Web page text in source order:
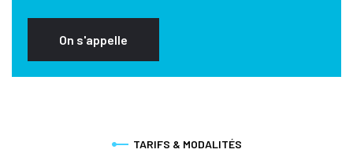
On s'appelle
TARIFS & MODALITÉS